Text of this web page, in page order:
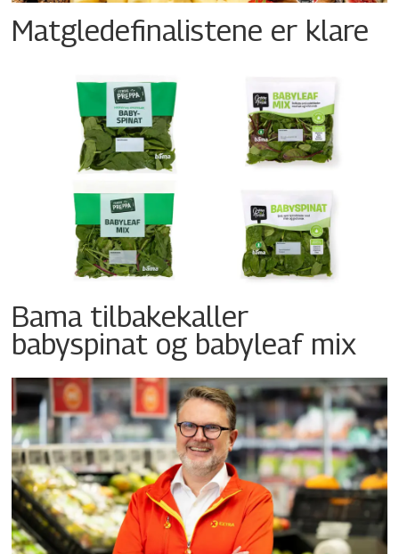
Matgledefinalistene er klare
Bama tilbakekaller
babyspinat og babyleaf mix